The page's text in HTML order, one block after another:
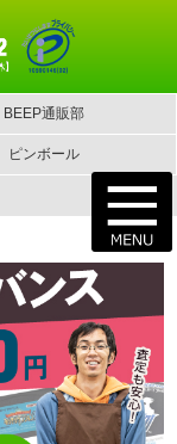
BEEP通販部
ピンボール